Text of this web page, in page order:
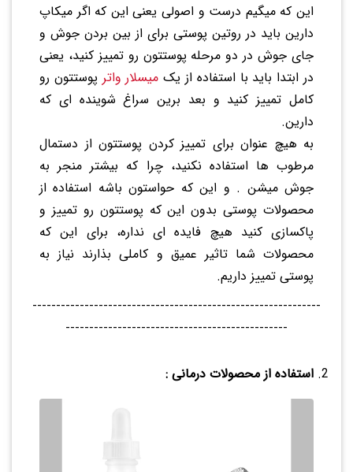
این که میگیم درست و اصولی یعنی این که اگر میکاپ
دارین باید در روتین پوستی برای از بین بردن جوش و
جای جوش در دو مرحله پوستتون رو تمییز کنید، یعنی
در ابتدا باید با استفاده از یک میسلار واتر پوستتون رو
کامل تمییز کنید و بعد برین سراغ شوینده ای که
دارین.
به هیچ عنوان برای تمییز کردن پوستتون از دستمال
مرطوب ها استفاده نکنید، چرا که بیشتر منجر به
جوش میشن . و این که حواستون باشه استفاده از
محصولات پوستی بدون این که پوستتون رو تمییز و
پاکسازی کنید هیچ فایده ای نداره، برای این که
محصولات شما تاثیر عمیق و کاملی بذارند نیاز به
پوستی تمییز داریم.
-------------------------------------------------------------
-----------------------------------------------
استفاده از محصولات درمانی :